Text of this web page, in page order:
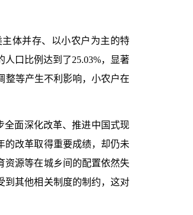
体并存、以小农户为主的特
人口比例达到了25.03%，显著
整等产生不利影响，小农户在
全面深化改革、推进中国式现
的改革取得重要成绩，却仍未
资源等在城乡间的配置依然失
到其他相关制度的制约，这对